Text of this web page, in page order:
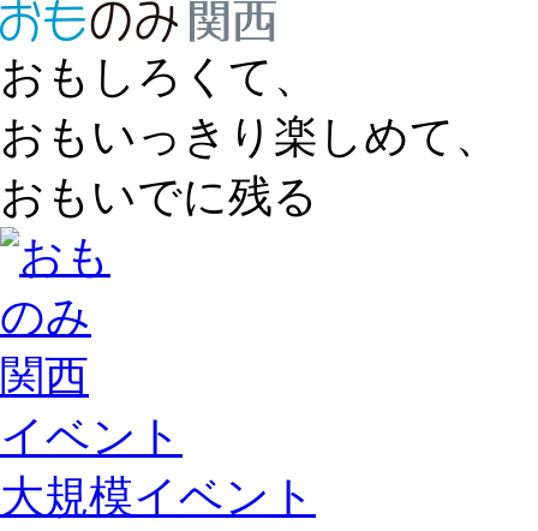
おもしろくて、
おもいっきり楽しめて、
おもいでに残る
イベント
大規模イベント